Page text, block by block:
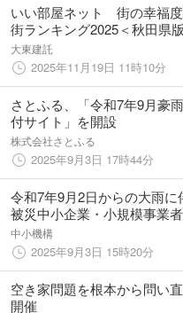
いい部屋ネット 街の幸福
街ランキング2025＜秋田県
大東建託
2025年11月19日 11時10分
さとふる、「令和7年9月豪
付サイト」を開設
株式会社さとふる
2025年9月3日 17時44分
令和7年9月2日からの大雨に
被災中小企業・小規模事業
中小機構
2025年9月3日 15時20分
空き家問題を根本から問い
開催